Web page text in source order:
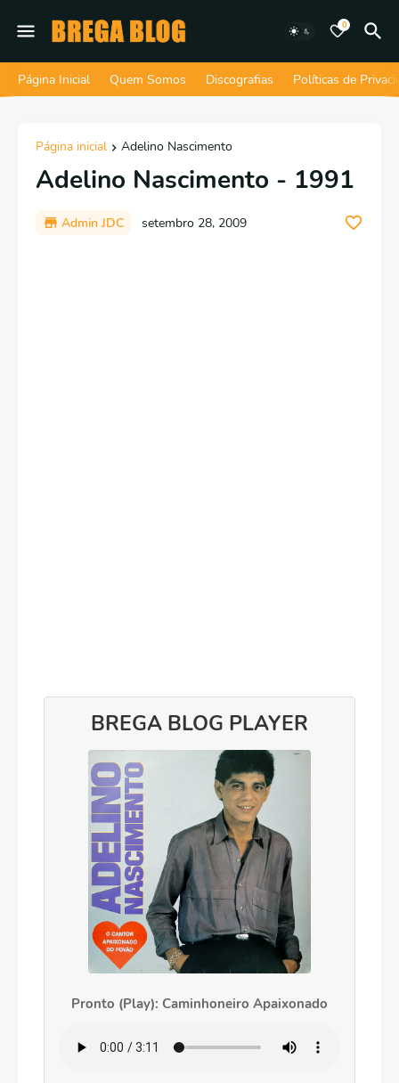
0
Página Inicial Quem Somos Discografias Políticas de
Página inicial Adelino Nascimento
Adelino Nascimento - 1991
Admin JDC setembro 28, 2009
BREGA BLOG PLAYER
Pronto (Play): Caminhoneiro Apaixonado